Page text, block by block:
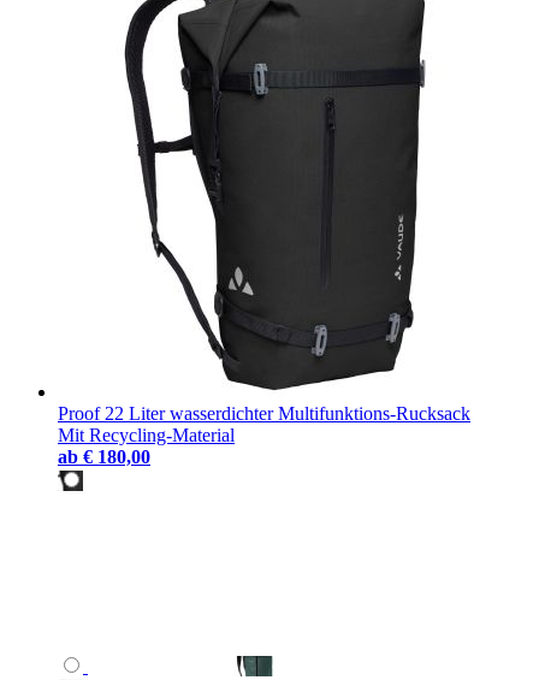
Proof 22 Liter wasserdichter Multifunktions-Rucksack
Mit Recycling-Material
ab € 180,00